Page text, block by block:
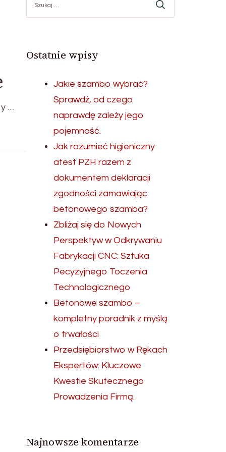
…
Ostatnie wpisy
Jakie szambo wybrać?
Sprawdź, od czego
naprawdę zależy jego
pojemność.
Jak rozumieć higieniczny
atest PZH razem z
dokumentem deklaracji
zgodności zamawiając
betonowego szamba?
Zbliżaj się do Nowych
Perspektyw w Odkrywaniu
Fabrykacji CNC: Sztuka
Pecyzyjnego Toczenia
Technologicznego
Betonowe szambo –
kompletny poradnik z myślą
o trwałości
Przedsiębiorstwo w Rękach
Ekspertów: Kluczowe
Kwestie Skutecznego
Prowadzenia Firmą.
Najnowsze komentarze